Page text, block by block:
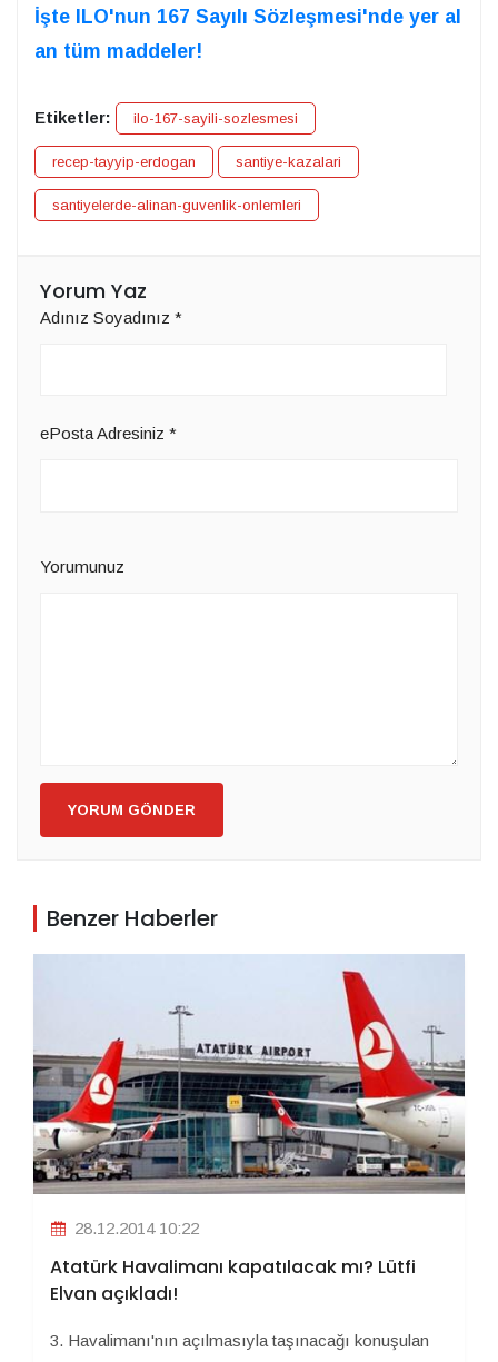
İşte ILO'nun 167 Sayılı Sözleşmesi'nde yer al
an tüm maddeler!
Etiketler: ilo-167-sayili-sozlesmesi
recep-tayyip-erdogan santiye-kazalari
santiyelerde-alinan-guvenlik-onlemleri
Yorum Yaz
Adınız Soyadınız *
ePosta Adresiniz *
Yorumunuz
YORUM GÖNDER
Benzer Haberler
28.12.2014 10:22
Atatürk Havalimanı kapatılacak mı? Lütfi
Elvan açıkladı!
3. Havalimanı'nın açılmasıyla taşınacağı konuşulan